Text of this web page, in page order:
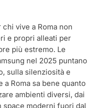
vive a Roma non
e propri alleati per
più estremo. Le
nel 2025 puntano
sulla silenziosità e
a Roma sa bene quanto
ambienti diversi, dai
moderni fuori dal